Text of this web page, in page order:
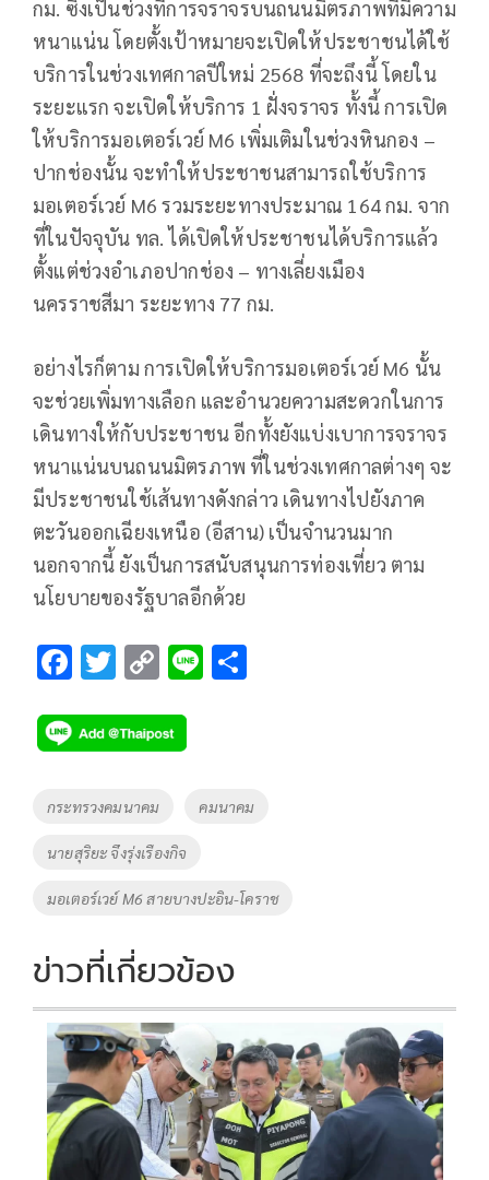
กม. ซึ่งเป็นช่วงที่การจราจรบนถนนมิตรภาพที่มีความ
หนาแน่น โดยตั้งเป้าหมายจะเปิดให้ประชาชนได้ใช้
บริการในช่วงเทศกาลปีใหม่ 2568 ที่จะถึงนี้ โดยใน
ระยะแรก จะเปิดให้บริการ 1 ฝั่งจราจร ทั้งนี้ การเปิด
ให้บริการมอเตอร์เวย์ M6 เพิ่มเติมในช่วงหินกอง –
ปากช่องนั้น จะทำให้ประชาชนสามารถใช้บริการ
มอเตอร์เวย์ M6 รวมระยะทางประมาณ 164 กม. จาก
ที่ในปัจจุบัน ทล. ได้เปิดให้ประชาชนได้บริการแล้ว
ตั้งแต่ช่วงอำเภอปากช่อง – ทางเลี่ยงเมือง
นครราชสีมา ระยะทาง 77 กม.
อย่างไรก็ตาม การเปิดให้บริการมอเตอร์เวย์ M6 นั้น
จะช่วยเพิ่มทางเลือก และอำนวยความสะดวกในการ
เดินทางให้กับประชาชน อีกทั้งยังแบ่งเบาการจราจร
หนาแน่นบนถนนมิตรภาพ ที่ในช่วงเทศกาลต่างๆ จะ
มีประชาชนใช้เส้นทางดังกล่าว เดินทางไปยังภาค
ตะวันออกเฉียงเหนือ (อีสาน) เป็นจำนวนมาก
นอกจากนี้ ยังเป็นการสนับสนุนการท่องเที่ยว ตาม
นโยบายของรัฐบาลอีกด้วย
F
e
b
o
o
k
T
tt
er
C
p
y
n
k
Li
Tags
กระทรวงคมนาคม คมนาคม
นายสุริยะ จึงรุ่งเรืองกิจ
มอเตอร์เวย์ M6 สายบางปะอิน-โคราช
ข่าวที่เกี่ยวข้อง